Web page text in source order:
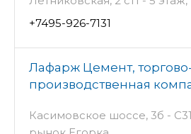
+7495-926-7131
Лафарж Цемент, торгово-
производственная
Касимовское шоссе, 3б -